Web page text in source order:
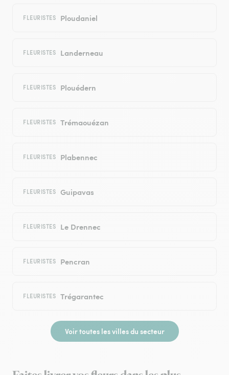
FLEURISTES Ploudaniel
FLEURISTES Landerneau
FLEURISTES Plouédern
FLEURISTES Trémaouézan
FLEURISTES Plabennec
FLEURISTES Guipavas
FLEURISTES Le Drennec
FLEURISTES Pencran
FLEURISTES Trégarantec
Voir toutes les villes du secteur